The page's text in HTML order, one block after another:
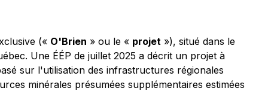
(« O'Brien » ou le « projet »), situé dans le
Une ÉÉP de juillet 2025 a décrit un projet à
sur l'utilisation des infrastructures régionales
minérales présumées supplémentaires estimées